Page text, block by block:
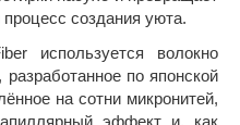
создания уюта.
используется волокно
разработанное по японской
на сотни микронитей,
эффект и, как